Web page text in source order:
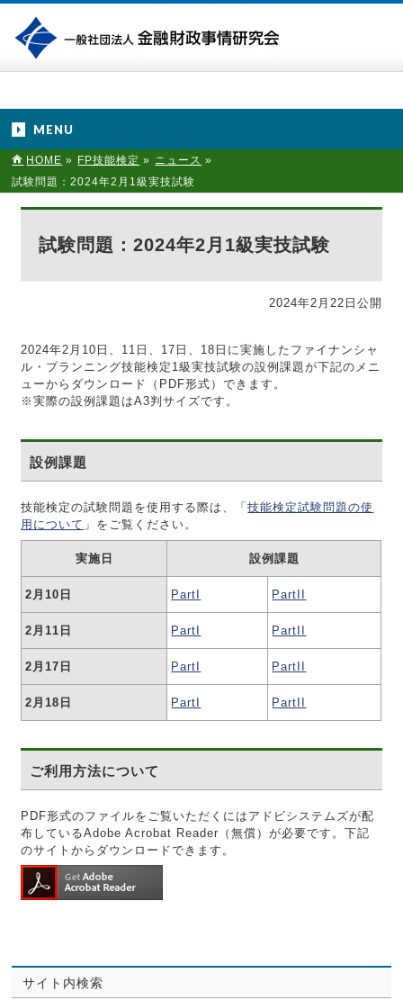
MENU
HOME » FP技能検定 » ニュース »
試験問題：2024年2月1級実技試験
試験問題：2024年2月1級実技試験
2024年2月22日公開
2024年2月10日、11日、17日、18日に実施したファイナンシャ
ル・プランニング技能検定1級実技試験の設例課題が下記のメニ
ューからダウンロード（PDF形式）できます。
※実際の設例課題はA3判サイズです。
設例課題
技能検定の試験問題を使用する際は、「技能検定試験問題の使
用について 」をご覧ください。
実施日 設例課題
2月10日 PartI PartII
2月11日 PartI PartII
2月17日 PartI PartII
2月18日 PartI PartII
ご利用方法について
PDF形式のファイルをご覧いただくにはアドビシステムズが配
布しているAdobe Acrobat Reader（無償）が必要です。下記
のサイトからダウンロードできます。
サイト内検索